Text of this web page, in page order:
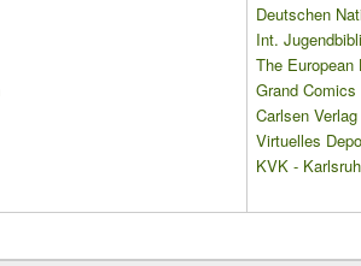
Deutschen
Int.
The European
Grand
Carlsen Verlag
Virtuelles
KVK -